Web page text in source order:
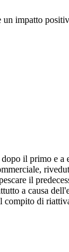
un impatto
il primo e a
il
a causa
compito di